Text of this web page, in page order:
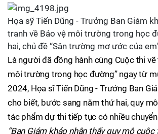
Họa sỹ Tiến Dũng - Trưởng Ban Giám
tranh về Bảo vệ môi trường trong học
hai, chủ đề “Sân trường mơ ước của
Là người đã đồng hành cùng Cuộc thi vẽ
môi trường trong học đường” ngay từ
2024, Họa sĩ Tiến Dũng - Trưởng Ban
cho biết, bước sang năm thứ hai, quy
tác phẩm dự thi tiếp tục có nhiều
“Ban Giám khảo nhận thấy quy mô